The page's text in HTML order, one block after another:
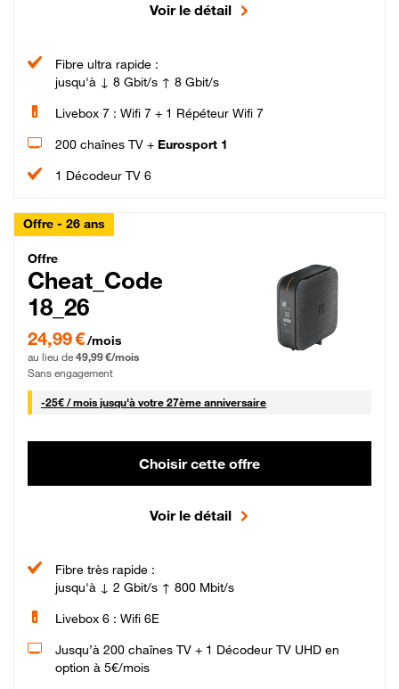
Voir le détail
Fibre ultra rapide :
jusqu'à ↓ 8 Gbit/s ↑ 8 Gbit/s
Livebox 7 : Wifi 7 + 1 Répéteur Wifi 7
200 chaînes TV + Eurosport 1
1 Décodeur TV 6
Offre - 26 ans
Cheat_Code Fibre_18_26
Offre
Cheat_Code
18_26
24,99 € par mois pendant 0 mois puis 49,99 € par mois, Sans engagement
24,99 €/mois
au lieu de 49,99 €/mois
Sans engagement
-25€ / mois25 € par mois
jusqu'à votre 27ème anniversaire
Choisir cette offre
Voir le détail
Fibre très rapide :
jusqu'à ↓ 2 Gbit/s ↑ 800 Mbit/s
Livebox 6 : Wifi 6E
Jusqu’à 200 chaînes TV + 1 Décodeur TV UHD en
option à 5€/mois